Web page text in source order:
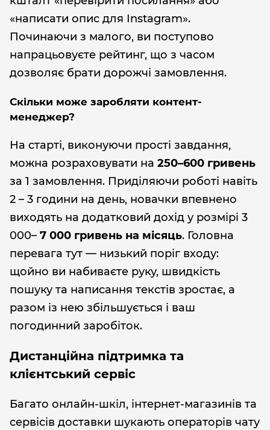
«написати опис для Instagram».
Починаючи з малого, ви поступово
напрацьовуєте рейтинг, що з часом
дозволяє брати дорожчі замовлення.
Скільки може заробляти контент-
менеджер?
На старті, виконуючи прості завдання,
можна розраховувати на 250–600 гривень
за 1 замовлення. Приділяючи роботі навіть
2 – 3 години на день, новачки впевнено
виходять на додатковий дохід у розмірі 3
000– 7 000 гривень на місяць. Головна
перевага тут — низький поріг входу:
щойно ви набиваєте руку, швидкість
пошуку та написання текстів зростає, а
разом із нею збільшується і ваш
погодинний заробіток.
Дистанційна підтримка та
клієнтський сервіс
Багато онлайн-шкіл, інтернет-магазинів та
сервісів доставки шукають операторів чату